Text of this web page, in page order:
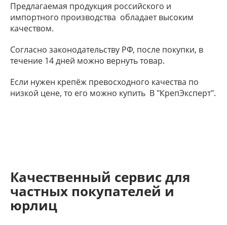
Предлагаемая продукция российского и
импортного производства обладает высоким
качеством.
Согласно законодательству РФ, после покупки, в
течение 14 дней можно вернуть товар.
Если нужен крепёж превосходного качества по
низкой цене, то его можно купить В "КрепЭксперт".
Качественный сервис для
частных покупателей и
юрлиц